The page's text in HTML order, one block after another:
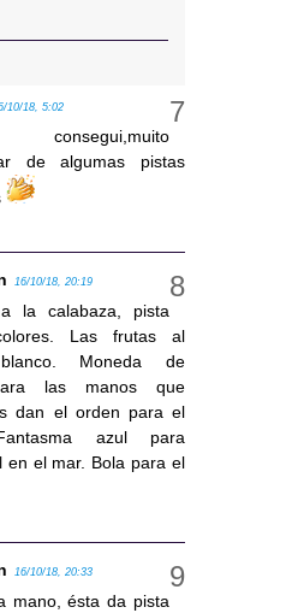
10/18, 5:02
de algumas pistas
16/10/18, 20:19
la calabaza, pista
Las frutas al
Moneda de
las manos que
dan el orden para el
azul para
en el mar. Bola para el
16/10/18, 20:33
mano, ésta da pista